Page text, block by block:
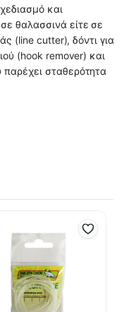
και
θαλασσινά είτε σε
(line cutter), δόντι για
(hook remover) και
παρέχει σταθερότητα